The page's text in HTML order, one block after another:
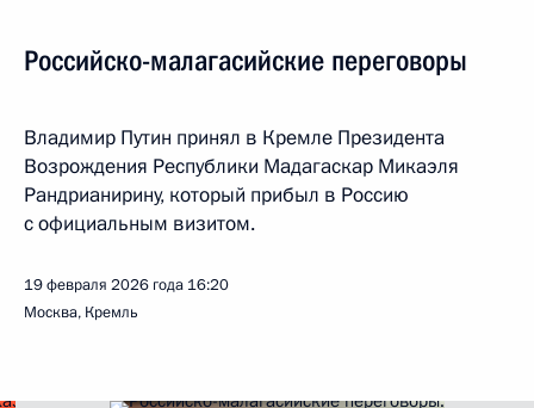
Российско-малагасийские переговоры
Владимир Путин принял в Кремле Президента
Возрождения Республики Мадагаскар Микаэля
Рандрианирину, который прибыл в Россию
с официальным визитом.
19 февраля 2026 года 16:20
Москва, Кремль